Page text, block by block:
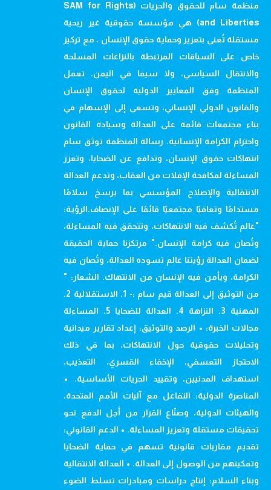
منظمة سام للحقوق والحريات (SAM for Rights
and Liberties) هي مؤسسة حقوقية غير ربحية
مستقلة تُعنى بتعزيز وحماية حقوق الإنسان ، مع تركيز
خاص على السياقات المرتبطة بالنزاعات المسلحة
والانتقال السياسي، ولا سيما في اليمن. تعمل
المنظمة وفق المعايير الدولية لحقوق الإنسان
والقانون الدولي الإنساني، وتسعى إلى الإسهام في
بناء مجتمعات قائمة على العدالة وسيادة القانون
واحترام الكرامة الإنسانية. رسالة المنظمة توثق سام
انتهاكات حقوق الإنسان، وتدافع عن الضحايا، وتعزز
المساءلة لمكافحة الإفلات من العقاب، وتدعم العدالة
الانتقالية والإصلاح المؤسسي بما يرسخ سلامًا
مستدامًا وتعافيًا مجتمعيًا قائمًا على الإنصاف.الرؤية:
"عالم تُكشف فيه الانتهاكات، وتتحقق فيه المساءلة،
وتُصان فيه كرامة الإنسان." مرتكزنا حماية الحقيقة
لضمان العدالة رؤيتنا عالم تسوده العدالة، وتُصان فيه
الكرامة، ويأمن فيه الإنسان من الانتهاك. الشعار: "
من التوثيق إلى العدالة قيم سام :- 1. الاستقلالية 2.
المهنية 3. النزاهة 4. العدالة للضحايا 5. المساءلة
مجالات الخبرة: • الرصد والتوثيق: إعداد تقارير ميدانية
وتحليلات حقوقية حول الانتهاكات، بما في ذلك
الاحتجاز التعسفي، الإخفاء القسري، التعذيب،
استهداف المدنيين، وتقييد الحريات الأساسية. •
المناصرة الدولية: التفاعل مع آليات الأمم المتحدة،
والهيئات الدولية، وصنّاع القرار من أجل الدفع نحو
تحقيقات مستقلة وتعزيز المساءلة. • الدعم القانوني:
تقديم مقاربات قانونية تسهم في حماية الضحايا
وتمكينهم من الوصول إلى العدالة. • العدالة الانتقالية
وبناء السلام: إنتاج دراسات ومبادرات تسلط الضوء